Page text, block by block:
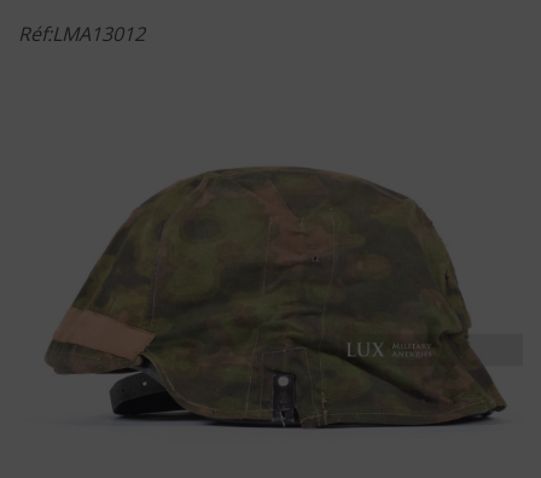
Réf:LMA13012